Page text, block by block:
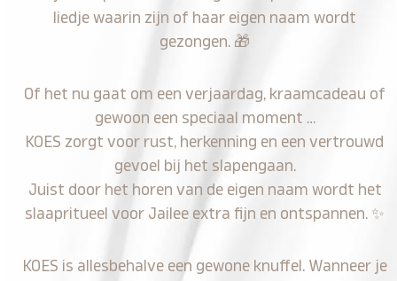
liedje waarin zijn of haar eigen naam wordt
gezongen. 🎁
Of het nu gaat om een verjaardag, kraamcadeau of
gewoon een speciaal moment …
KOES zorgt voor rust, herkenning en een vertrouwd
gevoel bij het slapengaan.
Juist door het horen van de eigen naam wordt het
slaapritueel voor Jailee extra fijn en ontspannen. ✨
KOES is allesbehalve een gewone knuffel. Wanneer je